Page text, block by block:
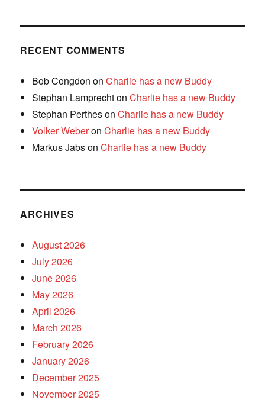
RECENT COMMENTS
Bob Congdon onCharlie has a new Buddy
Stephan LamprechtonCharlie has a new Buddy
Stephan PerthesonCharlie has a new Buddy
Volker WeberonCharlie has a new Buddy
Markus JabsonCharlie has a new Buddy
ARCHIVES
August 2026
July 2026
June 2026
May 2026
April 2026
March 2026
February 2026
January 2026
December 2025
November 2025